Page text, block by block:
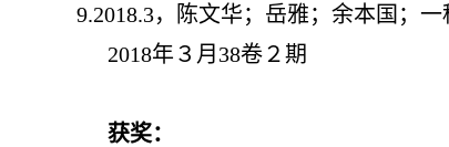
9.2018.3，陈文华；岳雅；余本国；
2018年３月38卷２期
获奖：